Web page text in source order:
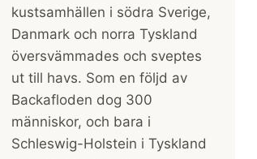
kustsamhällen i södra Sverige,
Danmark och norra Tyskland
översvämmades och sveptes
ut till havs. Som en följd av
Backafloden dog 300
människor, och bara i
Schleswig-Holstein i Tyskland